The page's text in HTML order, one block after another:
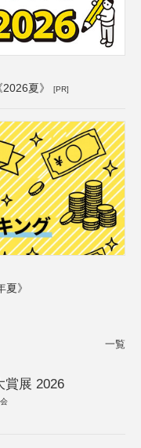
夏》 [PR]
》
一覧
賞展 2026